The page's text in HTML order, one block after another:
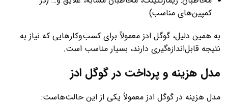
کمپین‌های مناسب)
به همین دلیل، گوگل ادز معمولاً برای کسب‌وکارهایی که نیاز به
نتیجه قابل‌اندازه‌گیری دارند، بسیار مناسب است.
مدل هزینه و پرداخت در گوگل ادز
مدل هزینه در گوگل ادز معمولاً یکی از این حالت‌هاست: